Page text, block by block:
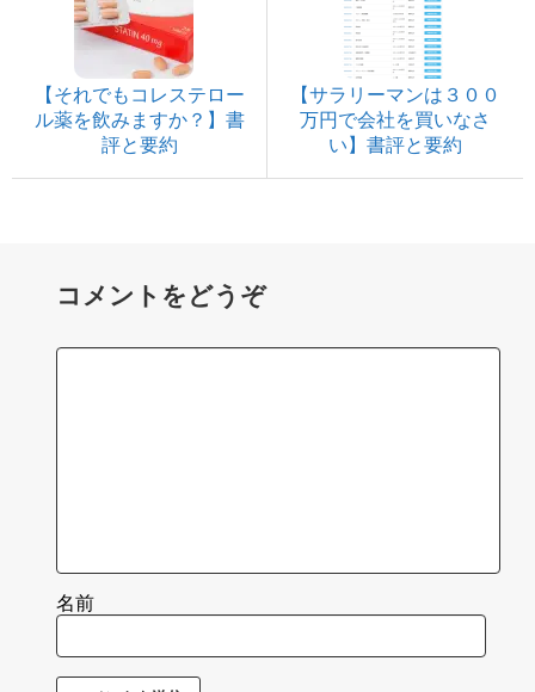
【それでもコレステロー
ル薬を飲みますか？】書
評と要約
【サラリーマンは３００
万円で会社を買いなさ
い】書評と要約
コメントをどうぞ
名前